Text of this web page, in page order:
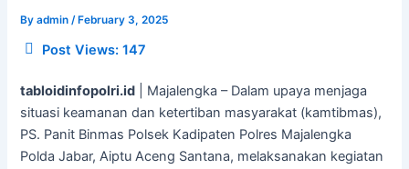
Byadmin /February 3, 2025
Post Views: 147
tabloidinfopolri.id | Majalengka – Dalam upaya menjaga
situasi keamanan dan ketertiban masyarakat (kamtibmas),
PS. Panit Binmas Polsek Kadipaten Polres Majalengka
Polda Jabar, Aiptu Aceng Santana, melaksanakan kegiatan